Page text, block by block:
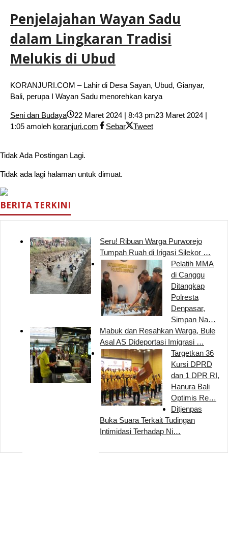
Penjelajahan Wayan Sadu
dalam Lingkaran Tradisi
Melukis di Ubud
KORANJURI.COM – Lahir di Desa Sayan, Ubud, Gianyar,
Bali, perupa I Wayan Sadu menorehkan karya
Seni dan Budaya 22 Maret 2024 | 8:43 pm23 Maret 2024 |
1:05 amoleh koranjuri.com Sebar Tweet
Tidak Ada Postingan Lagi.
Tidak ada lagi halaman untuk dimuat.
BERITA TERKINI
Seru! Ribuan Warga Purworejo
Tumpah Ruah di Irigasi Silekor …
Pelatih MMA
di Canggu
Ditangkap
Polresta
Denpasar,
Simpan Na…
Mabuk dan Resahkan Warga, Bule
Asal AS Dideportasi Imigrasi …
Targetkan 36
Kursi DPRD
dan 1 DPR RI,
Hanura Bali
Optimis Re…
Ditjenpas
Buka Suara Terkait Tudingan
Intimidasi Terhadap Ni…